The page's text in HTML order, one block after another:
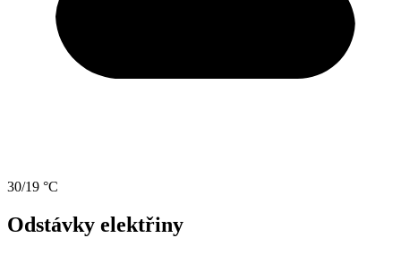
30/19 °C
Odstávky elektřiny